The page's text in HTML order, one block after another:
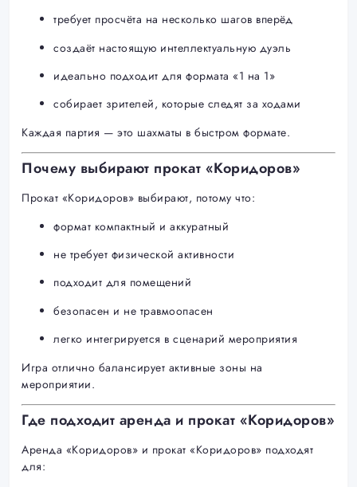
требует просчёта на несколько шагов вперёд
создаёт настоящую интеллектуальную дуэль
идеально подходит для формата «1 на 1»
собирает зрителей, которые следят за ходами
Каждая партия — это шахматы в быстром формате.
Почему выбирают прокат «Коридоров»
Прокат «Коридоров» выбирают, потому что:
формат компактный и аккуратный
не требует физической активности
подходит для помещений
безопасен и не травмоопасен
легко интегрируется в сценарий мероприятия
Игра отлично балансирует активные зоны на
мероприятии.
Где подходит аренда и прокат «Коридоров»
Аренда «Коридоров» и прокат «Коридоров» подходят
для: